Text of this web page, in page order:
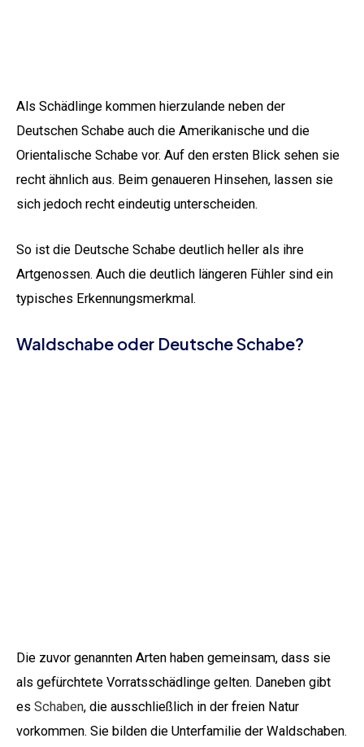
Als Schädlinge kommen hierzulande neben der
Deutschen Schabe auch die Amerikanische und die
Orientalische Schabe vor. Auf den ersten Blick sehen sie
recht ähnlich aus. Beim genaueren Hinsehen, lassen sie
sich jedoch recht eindeutig unterscheiden.
So ist die Deutsche Schabe deutlich heller als ihre
Artgenossen. Auch die deutlich längeren Fühler sind ein
typisches Erkennungsmerkmal.
Waldschabe oder Deutsche Schabe?
Die zuvor genannten Arten haben gemeinsam, dass sie
als gefürchtete Vorratsschädlinge gelten. Daneben gibt
es Schaben, die ausschließlich in der freien Natur
vorkommen. Sie bilden die Unterfamilie der Waldschaben.